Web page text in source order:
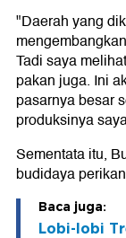
"Daerah yang
Tadi saya
pakan juga. Ini
pasarnya besar
produksinya
Sementata itu,
budidaya
Baca juga:
Lobi-lobi